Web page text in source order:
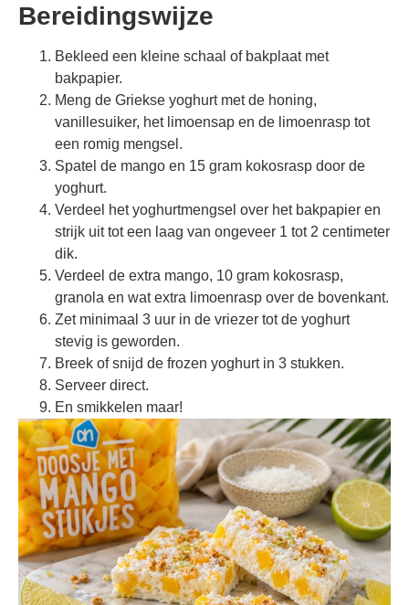
Bereidingswijze
Bekleed een kleine schaal of bakplaat met
bakpapier.
Meng de Griekse yoghurt met de honing,
vanillesuiker, het limoensap en de limoenrasp tot
een romig mengsel.
Spatel de mango en 15 gram kokosrasp door de
yoghurt.
Verdeel het yoghurtmengsel over het bakpapier en
strijk uit tot een laag van ongeveer 1 tot 2 centimeter
dik.
Verdeel de extra mango, 10 gram kokosrasp,
granola en wat extra limoenrasp over de bovenkant.
Zet minimaal 3 uur in de vriezer tot de yoghurt
stevig is geworden.
Breek of snijd de frozen yoghurt in 3 stukken.
Serveer direct.
En smikkelen maar!